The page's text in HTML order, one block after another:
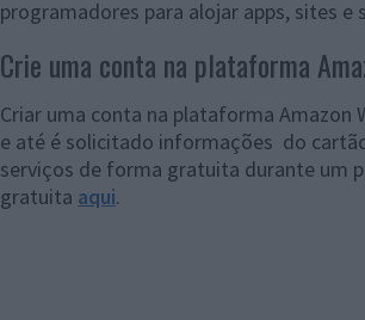
programadores para alojar apps, sites
Crie uma conta na plataforma
Criar uma conta na plataforma Amazon
e até é solicitado informações do
serviços de forma gratuita durante um
gratuita aqui.